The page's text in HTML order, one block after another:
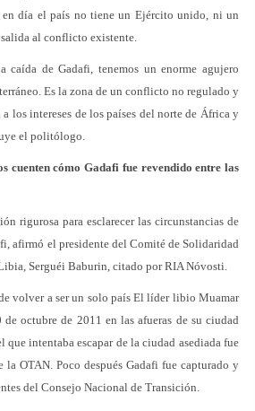
en día el país no tiene un Ejército unido, ni un
al conflicto existente.
caída de Gadafi, tenemos un enorme agujero
Es la zona de un conflicto no regulado y
los intereses de los países del norte de África y
el politólogo.
cuenten cómo Gadafi fue revendido entre las
rigurosa para esclarecer las circunstancias de
afirmó el presidente del Comité de Solidaridad
Serguéi Baburin, citado por RIA Nóvosti.
volver a ser un solo país El líder libio Muamar
octubre de 2011 en las afueras de su ciudad
intentaba escapar de la ciudad asediada fue
la OTAN. Poco después Gadafi fue capturado y
del Consejo Nacional de Transición.